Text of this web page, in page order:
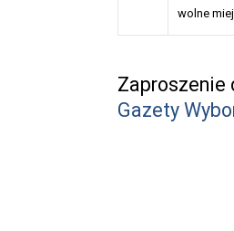
wolne
Zaproszenie
Gazety